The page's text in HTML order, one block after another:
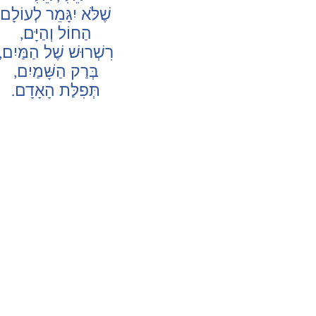
שֶׁלֹּא יִגָּמֵר לְעוֹלָם
הַחוֹל וְהַיָּם,
רִשְׁרוּשׁ שֶׁל
בְּרַק הַשָּׁמַיִם,
תְּפִלַּת הָאָדָם.